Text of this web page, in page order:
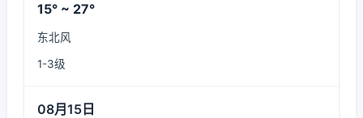
15° ~ 27°
东北风
1-3级
08月15日